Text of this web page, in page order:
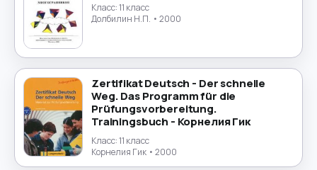
История России
Итальянский язык →
Китайский язык
Культурология
Латинский язык
Класс:11 класс
Долбилин Н.П. • 2000
Zertifikat Deutsch - Der schnelle
Weg. Das Programm für die
Prüfungsvorbereitung.
Trainingsbuch - Корнелия Гик
Класс:11 класс
Корнелия Гик • 2000